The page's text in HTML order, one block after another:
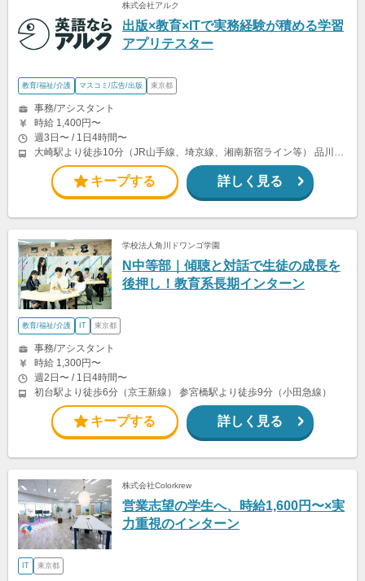
株式会社アルク
出版×教育×ITで実務経験が積める学習
アプリテスター
教育/福祉/介護 マスコミ/広告/出版 東京都
事務/アシスタント
時給 1,400円〜
週3日〜 / 1日4時間〜
大崎駅より徒歩10分（JR山手線、埼京線、湘南新宿ライン等） 品川駅より徒歩12分（JR山手線、京浜東北線、東海道線、横須賀線等） 五反田駅より徒歩12分（JR山手線・都営浅草線・東急池上線）
キープする 詳しく見る
学校法人角川ドワンゴ学園
N中等部｜傾聴と対話で生徒の成長を
後押し！教育系長期インターン
教育/福祉/介護 IT 東京都
事務/アシスタント
時給 1,300円〜
週2日〜 / 1日4時間〜
初台駅より徒歩6分（京王新線） 参宮橋駅より徒歩9分（小田急線）
キープする 詳しく見る
株式会社Colorkrew
営業志望の学生へ、時給1,600円〜×実
力重視のインターン
IT 東京都